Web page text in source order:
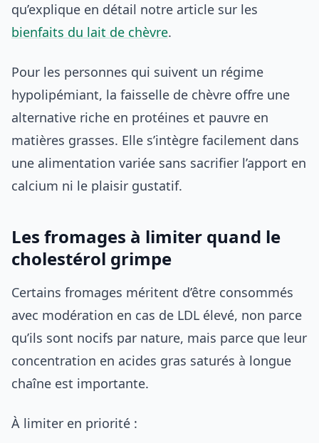
qu’explique en détail notre article sur les
bienfaits du lait de chèvre.
Pour les personnes qui suivent un régime
hypolipémiant, la faisselle de chèvre offre une
alternative riche en protéines et pauvre en
matières grasses. Elle s’intègre facilement dans
une alimentation variée sans sacrifier l’apport en
calcium ni le plaisir gustatif.
Les fromages à limiter quand le
cholestérol grimpe
Certains fromages méritent d’être consommés
avec modération en cas de LDL élevé, non parce
qu’ils sont nocifs par nature, mais parce que leur
concentration en acides gras saturés à longue
chaîne est importante.
À limiter en priorité :